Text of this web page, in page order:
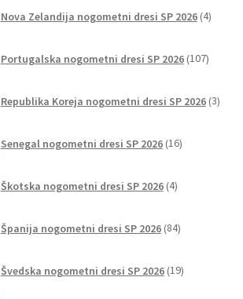
Nova Zelandija nogometni dresi SP 2026 4izdelki
Portugalska nogometni dresi SP 2026 107
Republika Koreja nogometni dresi SP 2026 3
Senegal nogometni dresi SP 2026 16izdelkov
Škotska nogometni dresi SP 2026 4izdelki
Španija nogometni dresi SP 2026 84izdelkov
Švedska nogometni dresi SP 2026 19izdelkov